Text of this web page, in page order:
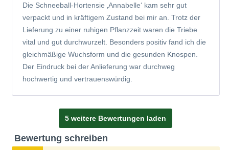
Die Schneeball-Hortensie ‚Annabelle‘ kam sehr gut
verpackt und in kräftigem Zustand bei mir an. Trotz der
Lieferung zu einer ruhigen Pflanzzeit waren die Triebe
vital und gut durchwurzelt. Besonders positiv fand ich die
gleichmäßige Wuchsform und die gesunden Knospen.
Der Eindruck bei der Anlieferung war durchweg
hochwertig und vertrauenswürdig.
5 weitere Bewertungen laden
Bewertung schreiben